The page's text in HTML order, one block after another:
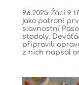
9.6.2025 Žáci
jako patroni
slavnostní
stodoly.
připravili
z nich napsal